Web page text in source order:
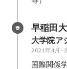
早稲田
大学院ア
2021年4月 -
国際関係